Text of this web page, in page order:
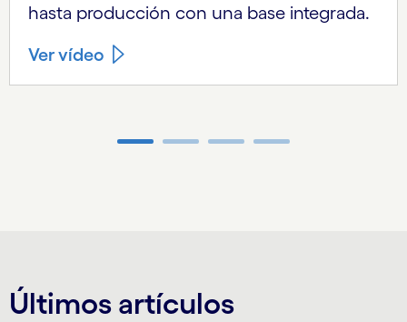
hasta producción con una base integrada.
Ver vídeo
Últimos artículos